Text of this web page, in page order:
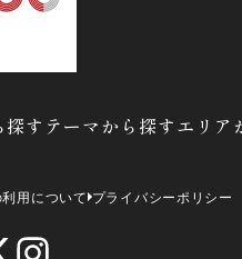
す テーマから探すエリア
用について プライバシーポリシー